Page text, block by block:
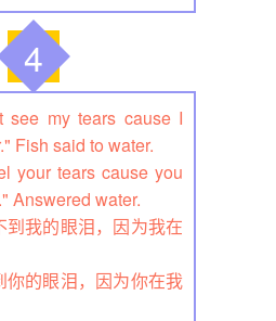
4
see my tears cause I
Fish said to water.
your tears cause you
Answered water.
到我的眼泪，因为我在
你的眼泪，因为你在我